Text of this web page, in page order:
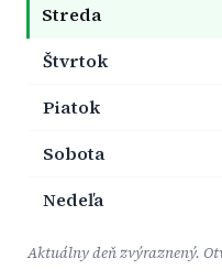
Streda
Štvrtok
Piatok
Sobota
Nedeľa
Aktuálny deň zvýraznený.